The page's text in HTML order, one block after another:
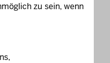
zu sein, wenn